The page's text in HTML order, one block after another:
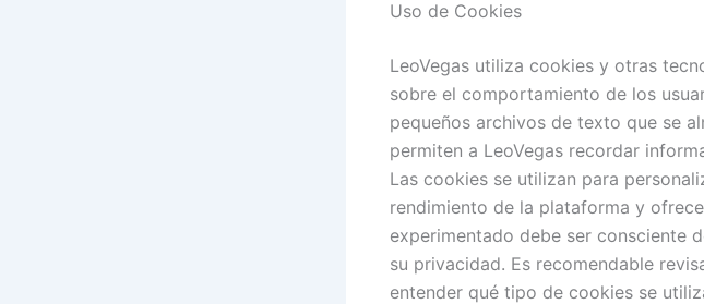
Uso de Cookies
LeoVegas utiliza cookies y otras
sobre el comportamiento de los
pequeños archivos de texto que se
permiten a LeoVegas recordar
Las cookies se utilizan para
rendimiento de la plataforma y
experimentado debe ser consciente
su privacidad. Es recomendable
entender qué tipo de cookies se